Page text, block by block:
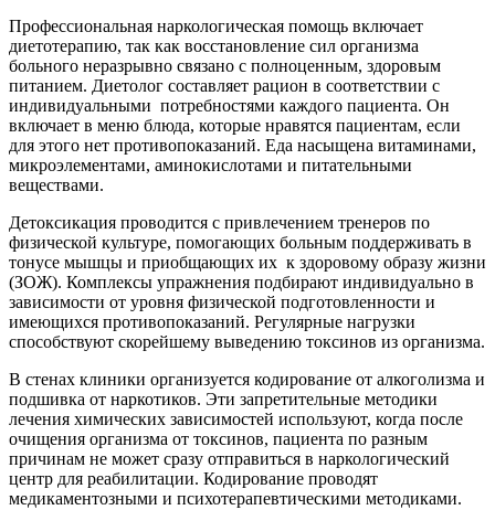
Профессиональная наркологическая помощь включает
диетотерапию, так как восстановление сил организма
больного неразрывно связано с полноценным, здоровым
питанием. Диетолог составляет рацион в соответствии с
индивидуальными потребностями каждого пациента. Он
включает в меню блюда, которые нравятся пациентам, если
для этого нет противопоказаний. Еда насыщена витаминами,
микроэлементами, аминокислотами и питательными
веществами.
Детоксикация проводится с привлечением тренеров по
физической культуре, помогающих больным поддерживать в
тонусе мышцы и приобщающих их к здоровому образу жизни
(ЗОЖ). Комплексы упражнения подбирают индивидуально в
зависимости от уровня физической подготовленности и
имеющихся противопоказаний. Регулярные нагрузки
способствуют скорейшему выведению токсинов из организма.
В стенах клиники организуется кодирование от алкоголизма и
подшивка от наркотиков. Эти запретительные методики
лечения химических зависимостей используют, когда после
очищения организма от токсинов, пациента по разным
причинам не может сразу отправиться в наркологический
центр для реабилитации. Кодирование проводят
медикаментозными и психотерапевтическими методиками.